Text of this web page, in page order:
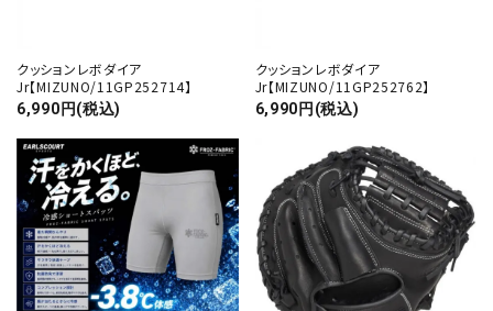
クッションレボダイア
Jr【MIZUNO/11GP252714】
6,990円(税込)
クッションレボダイア
Jr【MIZUNO/11GP252762】
6,990円(税込)